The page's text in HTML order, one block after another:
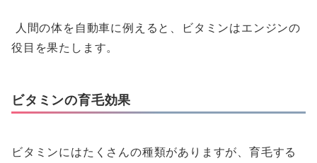
人間の体を自動車に例えると、ビタミンはエンジンの
役目を果たします。
ビタミンの育毛効果
ビタミンにはたくさんの種類がありますが、育毛する